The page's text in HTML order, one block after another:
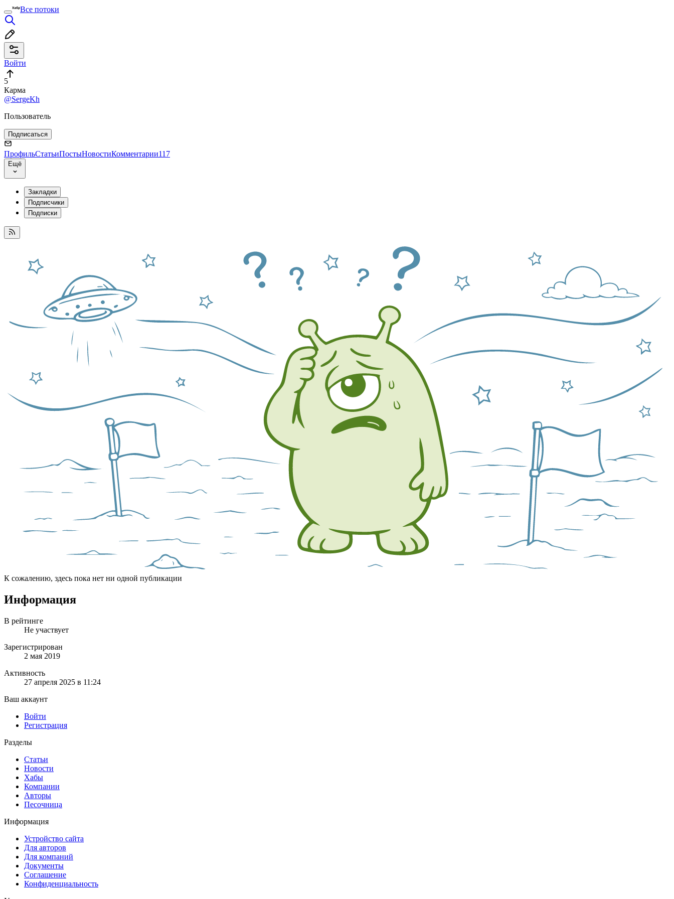
Все потоки
Войти
5
Карма
@SergeKh
Пользователь
Подписаться
ПрофильСтатьиПостыНовостиКомментарии117
Ещё
Закладки
Подписчики
Подписки
К сожалению, здесь пока нет ни одной публикации
Информация
В рейтинге
Не участвует
Зарегистрирован
2 мая 2019
Активность
27 апреля 2025 в 11:24
Ваш аккаунт
Войти
Регистрация
Разделы
Статьи
Новости
Хабы
Компании
Авторы
Песочница
Информация
Устройство сайта
Для авторов
Для компаний
Документы
Соглашение
Конфиденциальность